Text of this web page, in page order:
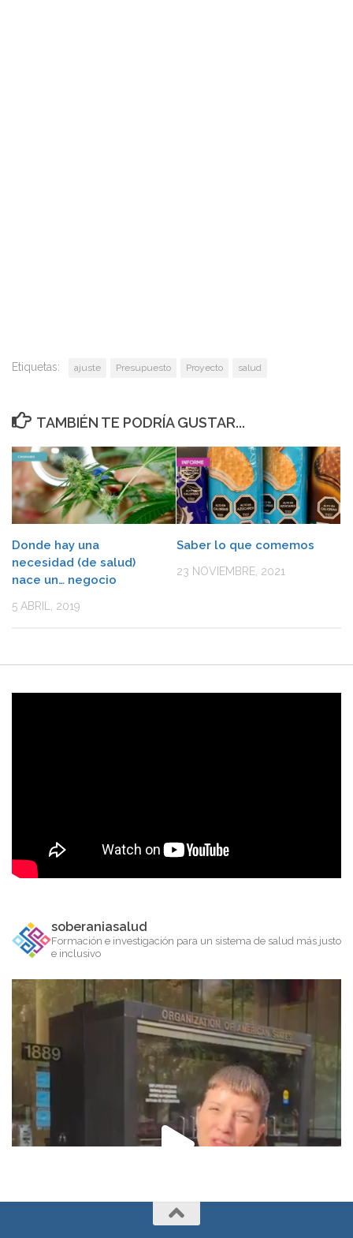
Etiquetas: ajuste Presupuesto Proyecto salud
TAMBIÉN TE PODRÍA GUSTAR...
Donde hay una
necesidad (de salud)
nace un… negocio
5 ABRIL, 2019
Saber lo que comemos
23 NOVIEMBRE, 2021
soberaniasalud
Formación e investigación para un sistema de salud más justo
e inclusivo